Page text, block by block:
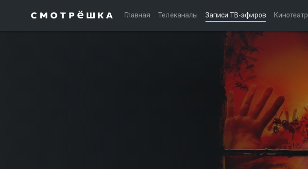
Главная Телеканалы Записи ТВ-эфиров Кинотеатр